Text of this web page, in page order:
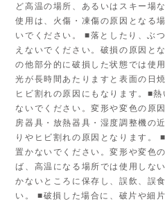
ど高温の場所、あるいはスキー場
使用は、火傷・凍傷の原因となる
いでください。 ■落としたり、ぶ
えないでください。破損の原因と
の他部分的に破損した状態では使
光が長時間あたりますと表面の日
ヒビ割れの原因にもなります。■
ないでください。変形や変色の原
房器具・放熱器具・湿度調整機の
りやヒビ割れの原因となります。
置かないでください。変形や変色
ば、高温になる場所では使用しな
かないところに保存し、誤飲、誤
い。 ■破損した場合に、破片や細